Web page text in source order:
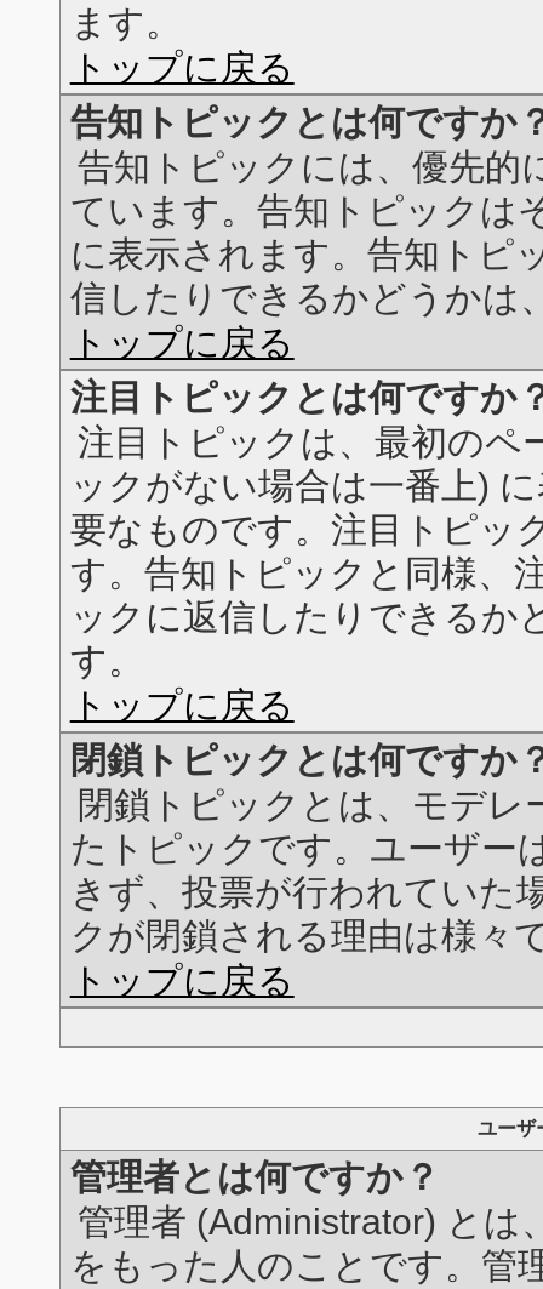
ます。
トップに戻る
告知トピックとは何ですか
告知トピックには、優先的
ています。告知トピックは
に表示されます。告知トピ
信したりできるかどうかは
トップに戻る
注目トピックとは何ですか
注目トピックは、最初のペ
ックがない場合は一番上)
要なものです。注目トピッ
す。告知トピックと同様、
ックに返信したりできるか
す。
トップに戻る
閉鎖トピックとは何ですか
閉鎖トピックとは、モデ
たトピックです。ユーザー
きず、投票が行われていた
クが閉鎖される理由は様々
トップに戻る
ユーザ
管理者とは何ですか？
管理者 (Administrator) とは
をもった人のことです。管